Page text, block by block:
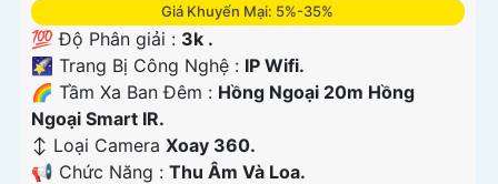
Giá Khuyến Mại: 5%-35%
💯 Độ Phân giải : 3k .
🌠 Trang Bị Công Nghệ : IP Wifi.
🌈 Tầm Xa Ban Đêm : Hồng Ngoại 20m Hồng
Ngoại Smart IR.
↕️ Loại Camera Xoay 360.
️📢 Chức Năng : Thu Âm Và Loa.